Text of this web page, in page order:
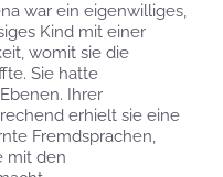
war ein eigenwilliges,
Kind mit einer
womit sie die
Sie hatte
Ihrer
erhielt sie eine
Fremdsprachen,
mit den